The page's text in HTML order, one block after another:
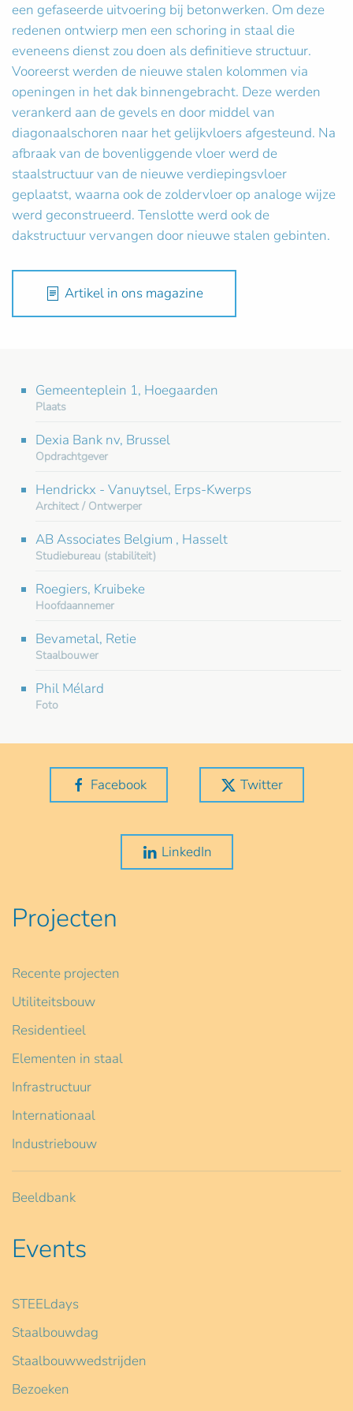
een gefaseerde uitvoering bij betonwerken. Om deze
redenen ontwierp men een schoring in staal die
eveneens dienst zou doen als definitieve structuur.
Vooreerst werden de nieuwe stalen kolommen via
openingen in het dak binnengebracht. Deze werden
verankerd aan de gevels en door middel van
diagonaalschoren naar het gelijkvloers afgesteund. Na
afbraak van de bovenliggende vloer werd de
staalstructuur van de nieuwe verdiepingsvloer
geplaatst, waarna ook de zoldervloer op analoge wijze
werd geconstrueerd. Tenslotte werd ook de
dakstructuur vervangen door nieuwe stalen gebinten.
Artikel in ons magazine
Gemeenteplein 1, Hoegaarden
Plaats
Dexia Bank nv, Brussel
Opdrachtgever
Hendrickx - Vanuytsel, Erps-Kwerps
Architect / Ontwerper
AB Associates Belgium , Hasselt
Studiebureau (stabiliteit)
Roegiers, Kruibeke
Hoofdaannemer
Bevametal, Retie
Staalbouwer
Phil Mélard
Foto
Facebook Twitter
LinkedIn
Projecten
Recente projecten
Utiliteitsbouw
Residentieel
Elementen in staal
Infrastructuur
Internationaal
Industriebouw
Beeldbank
Events
STEELdays
Staalbouwdag
Staalbouwwedstrijden
Bezoeken